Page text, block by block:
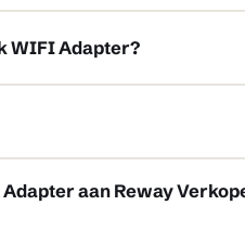
WIFI Adapter?
aan Reway